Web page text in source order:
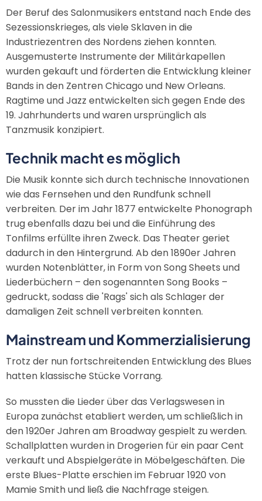
Der Beruf des Salonmusikers entstand nach Ende des
Sezessionskrieges, als viele Sklaven in die
Industriezentren des Nordens ziehen konnten.
Ausgemusterte Instrumente der Militärkapellen
wurden gekauft und förderten die Entwicklung kleiner
Bands in den Zentren Chicago und New Orleans.
Ragtime und Jazz entwickelten sich gegen Ende des
19. Jahrhunderts und waren ursprünglich als
Tanzmusik konzipiert.
Technik macht es möglich
Die Musik konnte sich durch technische Innovationen
wie das Fernsehen und den Rundfunk schnell
verbreiten. Der im Jahr 1877 entwickelte Phonograph
trug ebenfalls dazu bei und die Einführung des
Tonfilms erfüllte ihren Zweck. Das Theater geriet
dadurch in den Hintergrund. Ab den 1890er Jahren
wurden Notenblätter, in Form von Song Sheets und
Liederbüchern – den sogenannten Song Books –
gedruckt, sodass die 'Rags' sich als Schlager der
damaligen Zeit schnell verbreiten konnten.
Mainstream und Kommerzialisierung
Trotz der nun fortschreitenden Entwicklung des Blues
hatten klassische Stücke Vorrang.
So mussten die Lieder über das Verlagswesen in
Europa zunächst etabliert werden, um schließlich in
den 1920er Jahren am Broadway gespielt zu werden.
Schallplatten wurden in Drogerien für ein paar Cent
verkauft und Abspielgeräte in Möbelgeschäften. Die
erste Blues-Platte erschien im Februar 1920 von
Mamie Smith und ließ die Nachfrage steigen.